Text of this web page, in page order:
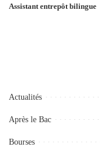
Assistant entrepôt bilingue
Actualités
Après le Bac
Bourses